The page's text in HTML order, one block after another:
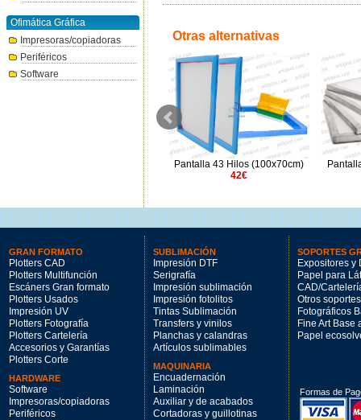
Ofimática Gráfica
Impresoras/copiadoras
Periféricos
Software
Otras alternativas
Pantalla 34 Hilos (45x55cm)
Pantalla 43 Hilos (100x70cm)
42€
GRAN FORMATO
Plotters CAD
Plotters Multifunción
Escáners Gran formato
Plotters Usados
Impresión UV
Plotters Fotografía
Plotters Cartelería
Accesorios y Garantías
Plotters Corte
HARDWARE
Software
Impresoras/copiadoras
Periféricos
SUBLIMACIÓN
Impresión DTF
Serigrafía
Impresión sublimación
Impresión fotolitos
Tintas Sublimación
Transfers y vinilos
Planchas y calandras
Artículos sublimables
MAQUINARIA
Encuadernación
Laminación
Auxiliar y de acabados
Cortadoras y guillotinas
SOPORTES
Expositores y
Papel para
CAD/
Otros soportes
Fotográficos
Fine Art Base
Papel
Formas de